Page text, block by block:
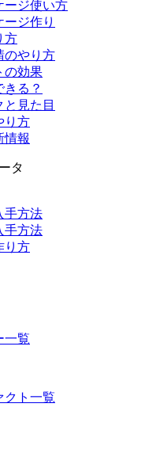
ージ使い方
ージ作り
方
のやり方
の効果
る？
と見た目
り方
情報
タ
手方法
手方法
り方
一覧
クト一覧